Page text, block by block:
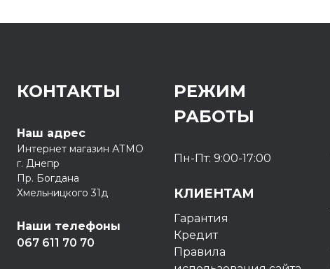
КОНТАКТЫ
Наш адрес
Интернет магазин АТМО
г. Днепр
Пр. Богдана
Хмельницкого 31д
Наши телефоны
067 611 70 70
РЕЖИМ
РАБОТЫ
Пн-Пт: 9:00-17:00
КЛИЕНТАМ
Гарантия
Кредит
Правила